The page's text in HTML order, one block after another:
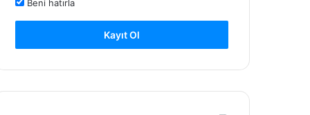
Beni hatırla
Kayıt Ol